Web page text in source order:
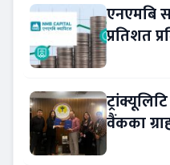
एनएमबि
प्रतिशत
वैंकका